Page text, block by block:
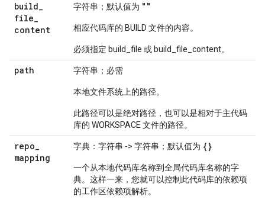
build_
file_
content
字符串；默认值为 ""
相应代码库的 BUILD 文件的内容。
必须指定 build_file 或 build_file_content。
path 字符串；必需
本地文件系统上的路径。
此路径可以是绝对路径，也可以是相对于主代码
库的 WORKSPACE 文件的路径。
repo_
mapping
字典：字符串 -> 字符串；默认值为 {}
一个从本地代码库名称到全局代码库名称的字
典。这样一来，您就可以控制此代码库的依赖项
的工作区依赖项解析。